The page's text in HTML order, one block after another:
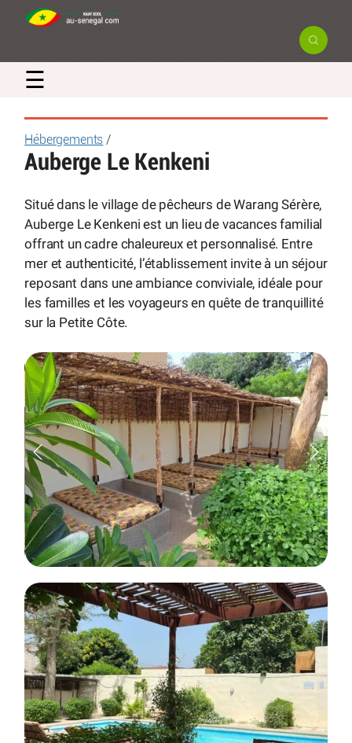
☰
Hébergements /
Auberge Le Kenkeni
Situé dans le village de pêcheurs de Warang Sérère,
Auberge Le Kenkeni est un lieu de vacances familial
offrant un cadre chaleureux et personnalisé. Entre
mer et authenticité, l’établissement invite à un séjour
reposant dans une ambiance conviviale, idéale pour
les familles et les voyageurs en quête de tranquillité
sur la Petite Côte.